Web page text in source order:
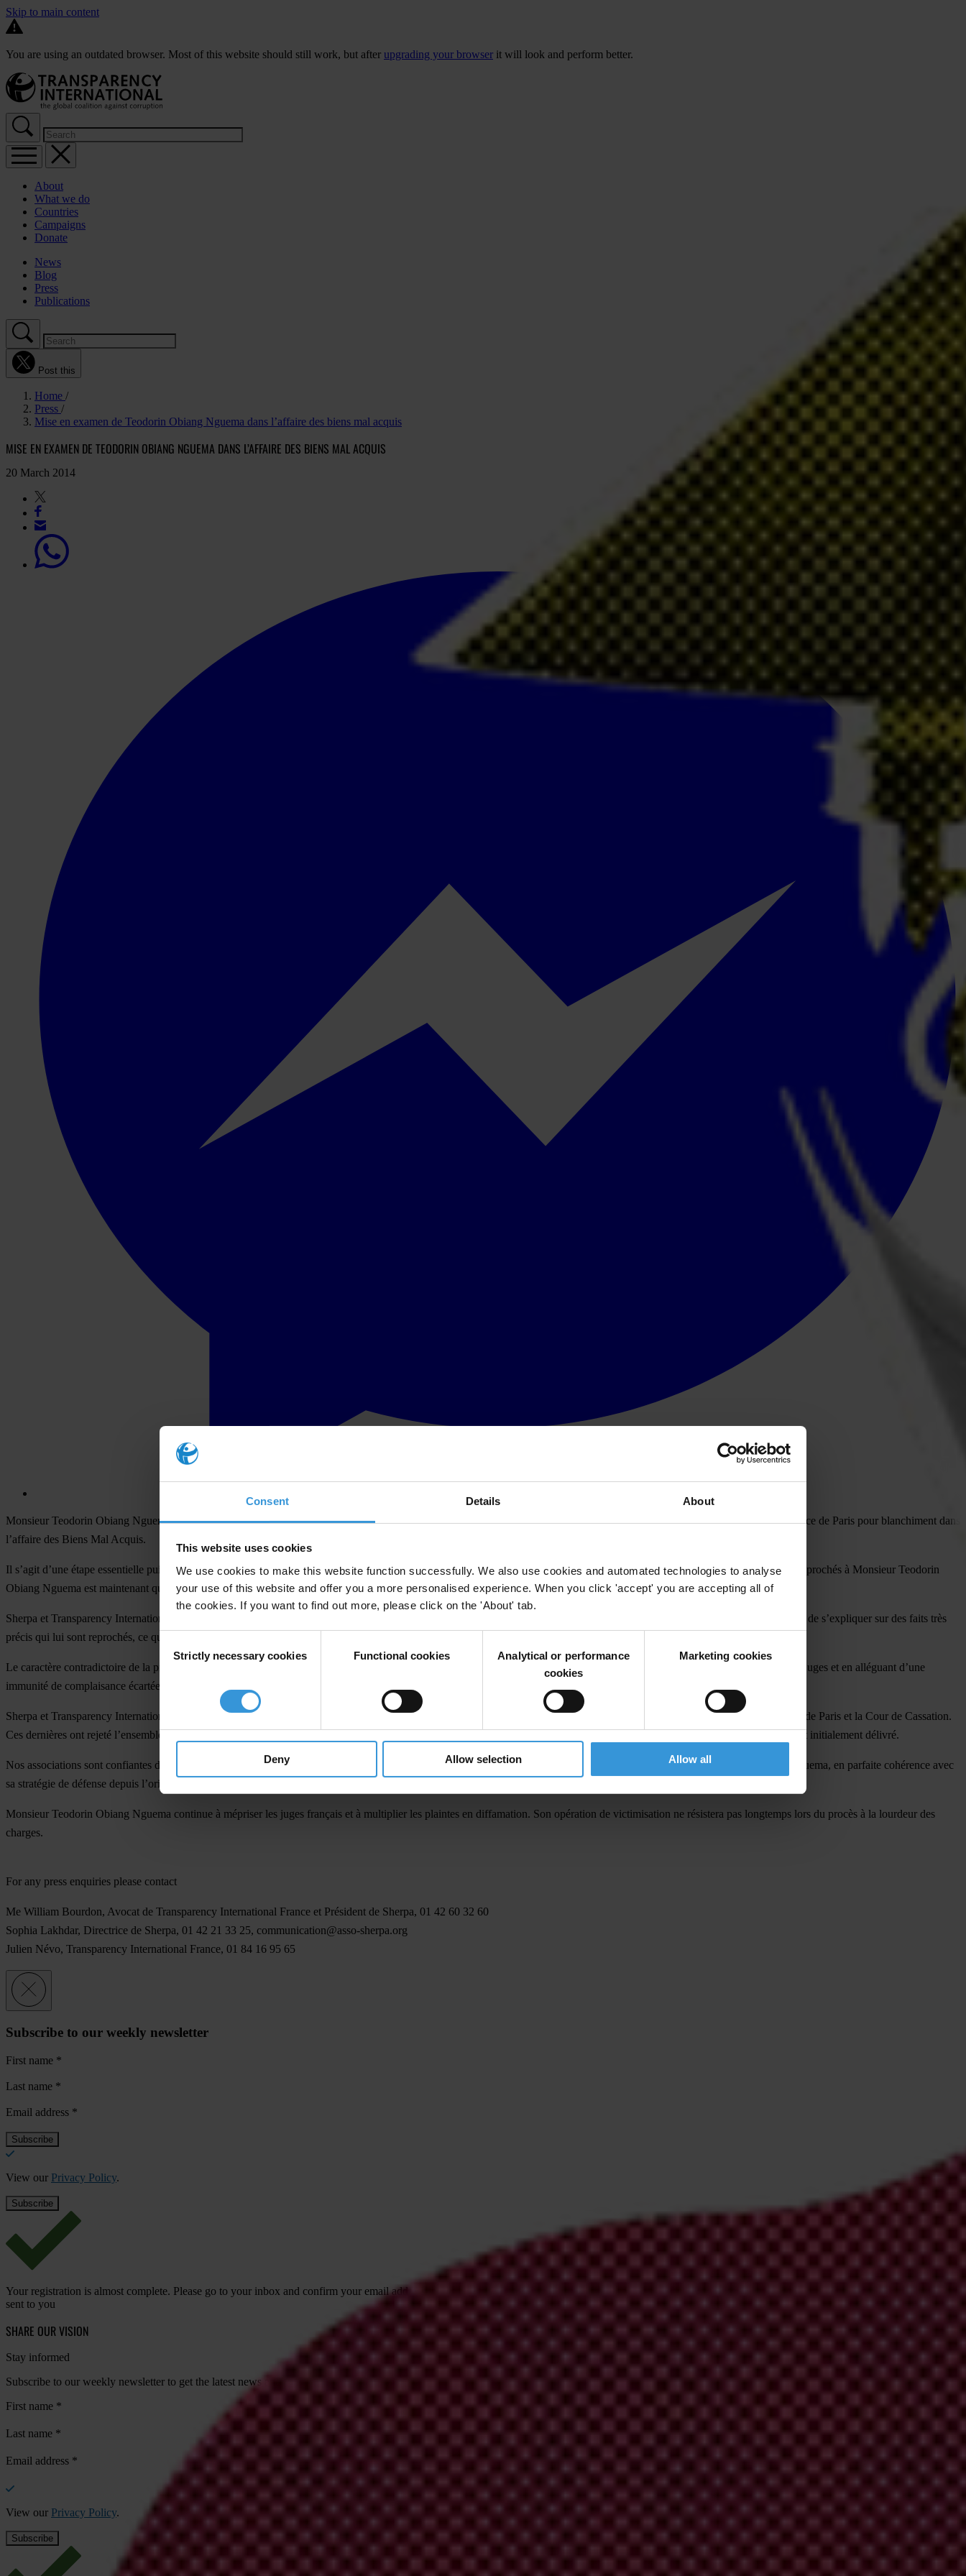
Consent Details About
This website uses cookies
We use cookies to make this website function successfully. We also use cookies and automated technologies to analyse
your use of this website and offer you a more personalised experience. When you click 'accept' you are accepting all of
the cookies. If you want to find out more, please click on the 'About' tab.
Consent
Selection
Strictly necessary cookies Functional cookies
Analytical or performance
cookies
Marketing cookies
Deny Allow selection Allow all
Skip to main content
You are using an outdated browser. Most of this website should still work, but after upgrading your browser it will look and perform better.
About
What we do
Countries
Campaigns
Donate
News
Blog
Press
Publications
Post this
Home
Press
Mise en examen de Teodorin Obiang Nguema dans l’affaire des biens mal acquis
MISE EN EXAMEN DE TEODORIN OBIANG NGUEMA DANS L’AFFAIRE DES BIENS MAL ACQUIS
20 March 2014
Monsieur Teodorin Obiang Nguema, Vice-Président de Guinée Équatoriale, a été mis en examen mercredi 19 mars 2014 par les juges d’instruction du Tribunal de Grande Instance de Paris pour blanchiment dans
l’affaire des Biens Mal Acquis.
Il s’agit d’une étape essentielle puisqu’elle permet aujourd’hui l’ouverture d’un procès devant les juridictions parisiennes et ce, alors même que l’instruction concernant les faits reprochés à Monsieur Teodorin
Obiang Nguema est maintenant quasiment achevée.
Sherpa et Transparency International France soulignent que cette mise en examen, intervenue par visio-conférence, avait donné à Monsieur Teodorin Obiang Nguema l’occasion de s’expliquer sur des faits très
précis qui lui sont reprochés, ce qu’il a refusé de faire.
Le caractère contradictoire de la procédure, garantissant notamment l’audition de chaque partie, en sort renforcé et le procès en sera d’autant plus légitime. Mais en méprisant les juges et en alléguant d’une
immunité de complaisance écartée par la Cour d’Appel de Paris et la Cour de Cassation, le mis en examen a obtenu ce qu’il cherchait : recouvrer sa liberté d’aller et venir.
Sherpa et Transparency International France rappellent que cette mise en examen intervient après une série de décisions rendues par la Chambre d’instruction de la Cour d’appel de Paris et la Cour de Cassation.
Ces dernières ont rejeté l’ensemble des recours, d’évidence absolument dilatoires, formés par Teodorin Obiang Nguema aux fins notamment d’obtenir la nullité du mandat d’arrêt initialement délivré.
Nos associations sont confiantes dans le fait que les juridictions parisiennes ne manqueront pas de rejeter les recours rapidement annoncés par la défense de Teodorin Obiang Nguema, en parfaite cohérence avec
sa stratégie de défense depuis l’origine.
Monsieur Teodorin Obiang Nguema continue à mépriser les juges français et à multiplier les plaintes en diffamation. Son opération de victimisation ne résistera pas longtemps lors du procès à la lourdeur des
charges.
For any press enquiries please contact
Me William Bourdon, Avocat de Transparency International France et Président de Sherpa, 01 42 60 32 60
Sophia Lakhdar, Directrice de Sherpa, 01 42 21 33 25, communication@asso-sherpa.org
Julien Névo, Transparency International France, 01 84 16 95 65
Subscribe to our weekly newsletter
First name *
Last name *
Email address *
View our Privacy Policy.
Your registration is almost complete. Please go to your inbox and confirm your email address in the email we just
sent to you
SHARE OUR VISION
Stay informed
Subscribe to our weekly newsletter to get the latest news and updates from Transparency International
First name *
Last name *
Email address *
View our Privacy Policy.